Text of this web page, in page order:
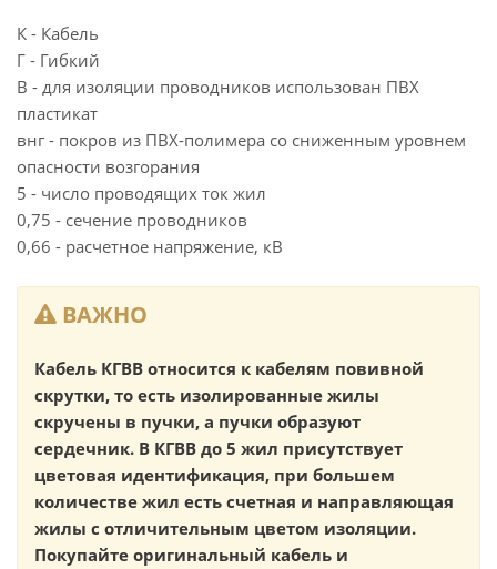
К - Кабель
Г - Гибкий
В - для изоляции проводников использован ПВХ
пластикат
внг - покров из ПВХ-полимера со сниженным уровнем
опасности возгорания
5 - число проводящих ток жил
0,75 - сечение проводников
0,66 - расчетное напряжение, кВ
ВАЖНО
Кабель КГВВ относится к кабелям повивной
скрутки, то есть изолированные жилы
скручены в пучки, а пучки образуют
сердечник. В КГВВ до 5 жил присутствует
цветовая идентификация, при большем
количестве жил есть счетная и направляющая
жилы с отличительным цветом изоляции.
Покупайте оригинальный кабель и